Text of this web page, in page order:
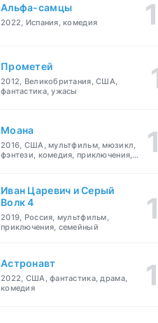
Альфа-самцы
2022, Испания, комедия
Прометей
2012, Великобритания, США,
фантастика, ужасы
Моана
2016, США, мультфильм, мюзикл,
фэнтези, комедия, приключения,
Иван Царевич и Серый
Волк 4
2019, Россия, мультфильм,
приключения, семейный
Астронавт
2022, США, фантастика, драма,
комедия